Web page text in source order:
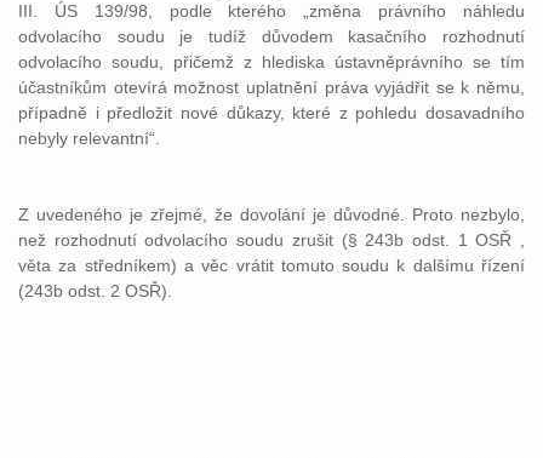
III. ÚS 139/98, podle kterého „změna právního náhledu
odvolacího soudu je tudíž důvodem kasačního rozhodnutí
odvolacího soudu, přičemž z hlediska ústavněprávního se tím
účastníkům otevírá možnost uplatnění práva vyjádřit se k němu,
případně i předložit nové důkazy, které z pohledu dosavadního
nebyly relevantní“.
Z uvedeného je zřejmé, že dovolání je důvodné. Proto nezbylo,
než rozhodnutí odvolacího soudu zrušit (§ 243b odst. 1 OSŘ ,
věta za středníkem) a věc vrátit tomuto soudu k dalšímu řízení
(243b odst. 2 OSŘ).